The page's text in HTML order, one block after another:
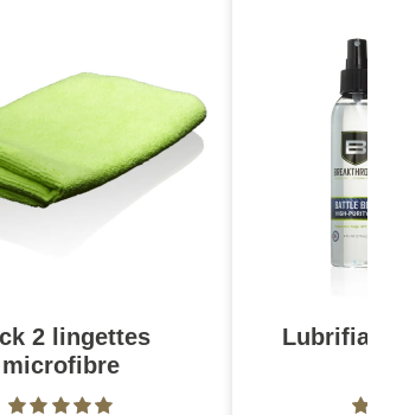
2 lingettes
microfibre
Lubrifiant